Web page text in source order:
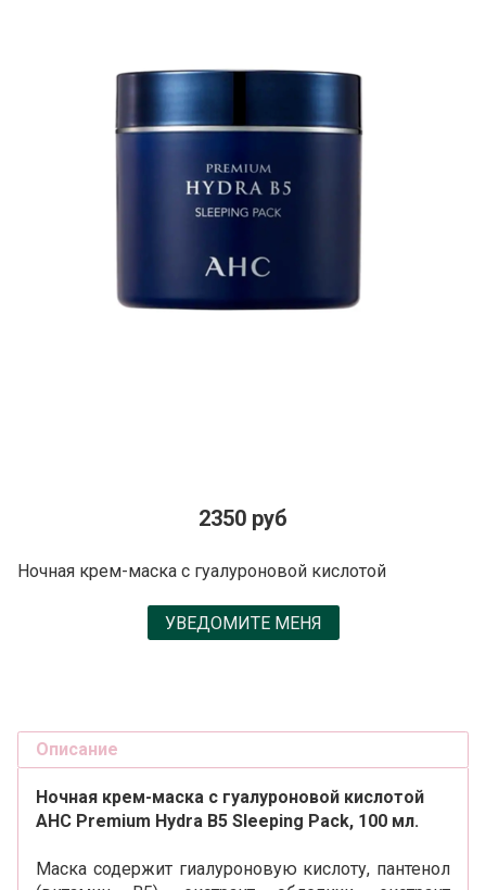
2350 руб
Ночная крем-маска с гуалуроновой кислотой
УВЕДОМИТЕ МЕНЯ
Описание
Ночная крем-маска с гуалуроновой кислотой
AHC Premium Hydra B5 Sleeping Pack, 100 мл.
Маска содержит гиалуроновую кислоту, пантенол